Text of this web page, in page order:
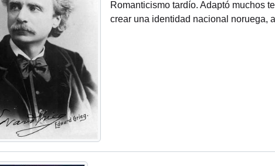
Romanticismo tardío. Adaptó muchos
crear una identidad nacional noruega,